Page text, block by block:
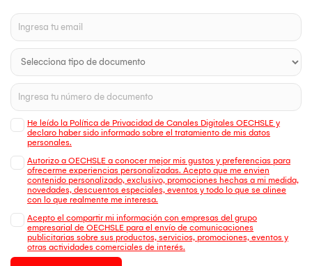
He leído la Política de Privacidad de Canales Digitales OECHSLE y
declaro haber sido informado sobre el tratamiento de mis datos
personales.
Autorizo a OECHSLE a conocer mejor mis gustos y preferencias para
ofrecerme experiencias personalizadas. Acepto que me envien
contenido personalizado, exclusivo, promociones hechas a mi medida,
novedades, descuentos especiales, eventos y todo lo que se alinee
con lo que realmente me interesa.
Acepto el compartir mi información con empresas del grupo
empresarial de OECHSLE para el envío de comunicaciones
publicitarias sobre sus productos, servicios, promociones, eventos y
otras actividades comerciales de interés.